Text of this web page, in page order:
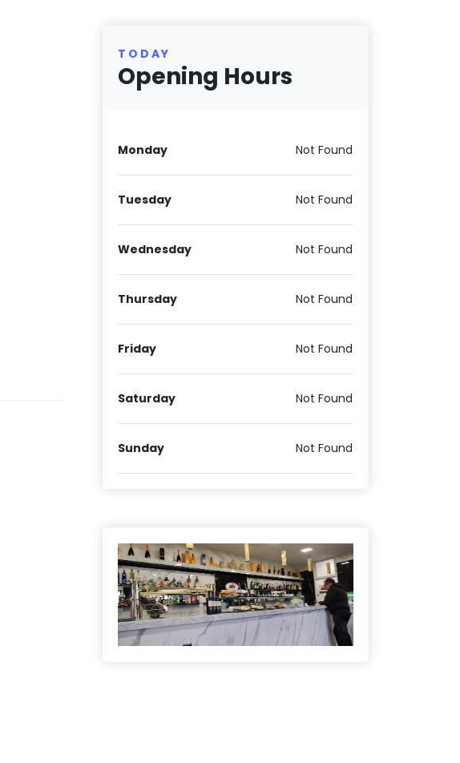
TODAY
Opening Hours
Monday Not Found
Tuesday Not Found
Wednesday Not Found
Thursday Not Found
Friday Not Found
Saturday Not Found
Sunday Not Found